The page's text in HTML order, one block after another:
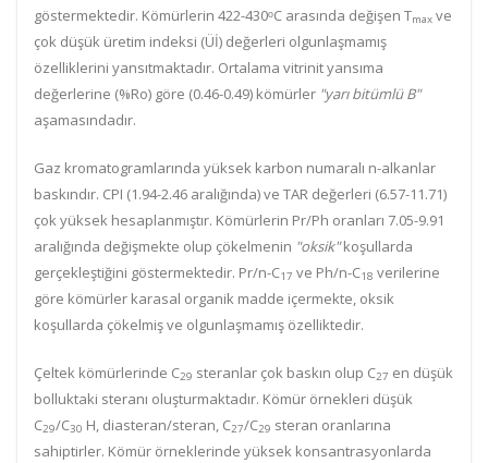
göstermektedir. Kömürlerin 422-430ᵒC arasında değişen Tmax ve
çok düşük üretim indeksi (Üİ) değerleri olgunlaşmamış
özelliklerini yansıtmaktadır. Ortalama vitrinit yansıma
değerlerine (%Ro) göre (0.46-0.49) kömürler "yarı bitümlü B"
aşamasındadır.
Gaz kromatogramlarında yüksek karbon numaralı n-alkanlar
baskındır. CPI (1.94-2.46 aralığında) ve TAR değerleri (6.57-11.71)
çok yüksek hesaplanmıştır. Kömürlerin Pr/Ph oranları 7.05-9.91
aralığında değişmekte olup çökelmenin "oksik"koşullarda
gerçekleştiğini göstermektedir. Pr/n-C17 ve Ph/n-C18 verilerine
göre kömürler karasal organik madde içermekte, oksik
koşullarda çökelmiş ve olgunlaşmamış özelliktedir.
Çeltek kömürlerinde C29 steranlar çok baskın olup C27 en düşük
bolluktaki steranı oluşturmaktadır. Kömür örnekleri düşük
C29/C30 H, diasteran/steran, C27/C29 steran oranlarına
sahiptirler. Kömür örneklerinde yüksek konsantrasyonlarda